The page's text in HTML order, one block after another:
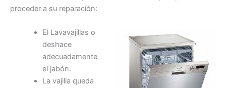
proceder a su reparación:
El Lavavajillas o
deshace
adecuadamente
el jabón.
La vajilla queda